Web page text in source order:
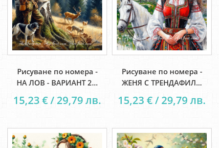
Рисуване по номера -
НА ЛОВ - ВАРИАНТ 2...
15,23 € / 29,79 лв.
Рисуване по номера -
ЖЕНЯ С ТРЕНДАФИЛ...
15,23 € / 29,79 лв.